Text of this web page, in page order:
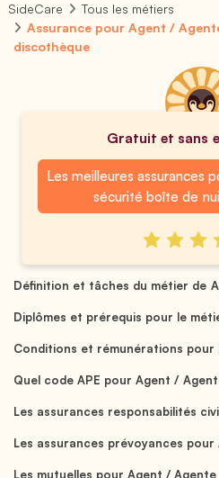
SideCare
Tous les métiers
Assurance pour Agent /
discothèque
Gratuit et sans
Les meilleures assurances
sécurité boîte de
Définition et tâches du métier de
Diplômes et prérequis pour le
Conditions et rémunérations pour
Quel code APE pour Agent /
Les assurances responsabilités
Les assurances prévoyances pour
Les mutuelles pour Agent /